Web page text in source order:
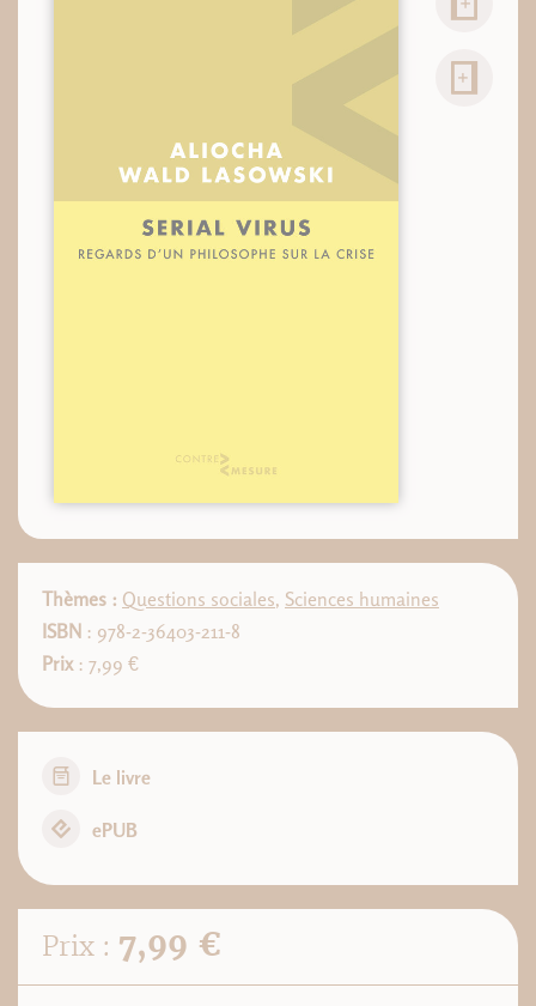
Thèmes : Questions sociales, Sciences humaines
ISBN : 978-2-36403-211-8
Prix: 7,99 €
Le livre
ePUB
Prix : 7,99 €